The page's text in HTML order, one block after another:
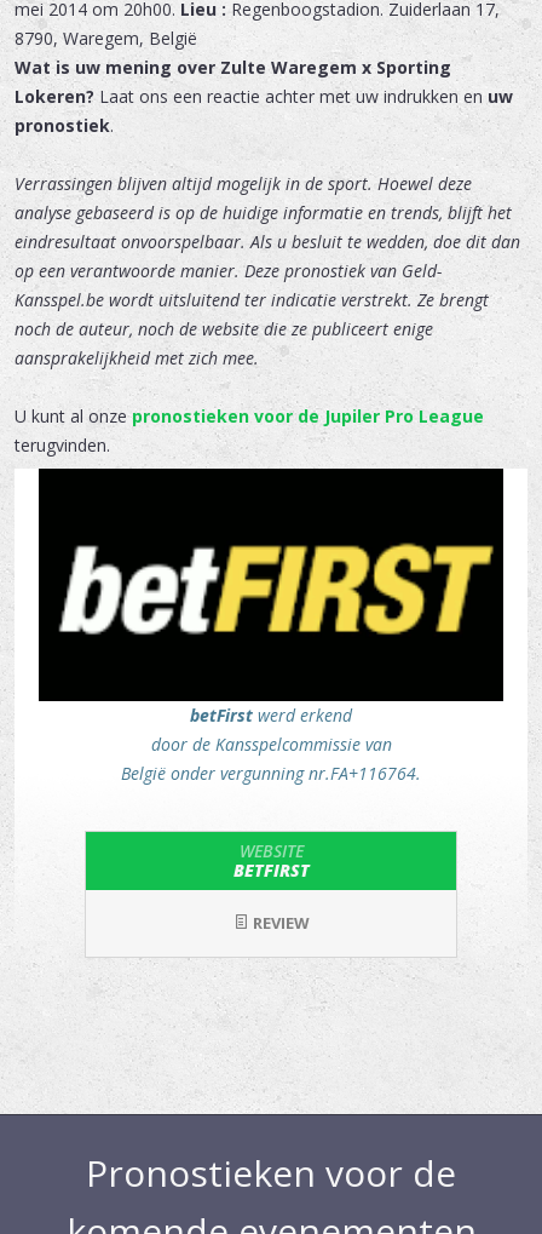
mei 2014 om 20h00. Lieu : Regenboogstadion. Zuiderlaan 17,
8790,Waregem, België
Wat is uw mening over Zulte Waregem x Sporting
Lokeren?Laat ons een reactie achter met uw indrukken en uw
pronostiek.
Verrassingen blijven altijd mogelijk in de sport. Hoewel deze
analyse gebaseerd is op de huidige informatie en trends, blijft het
eindresultaat onvoorspelbaar. Als u besluit te wedden, doe dit dan
op een verantwoorde manier. Deze pronostiek van Geld-
Kansspel.be wordt uitsluitend ter indicatie verstrekt. Ze brengt
noch de auteur, noch de website die ze publiceert enige
aansprakelijkheid met zich mee.
U kunt al onzepronostieken voor de Jupiler Pro League
terugvinden.
betFirst werd erkend
door de Kansspelcommissie van
België onder vergunning nr.FA+116764.
WEBSITE
BETFIRST
REVIEW
Pronostieken voor de